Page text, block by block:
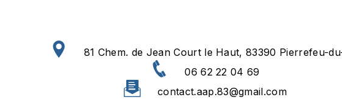
81 Chem. de Jean Court le Haut, 83390 Pierrefeu-
06 62 22 04 69
contact.aap.83@gmail.com